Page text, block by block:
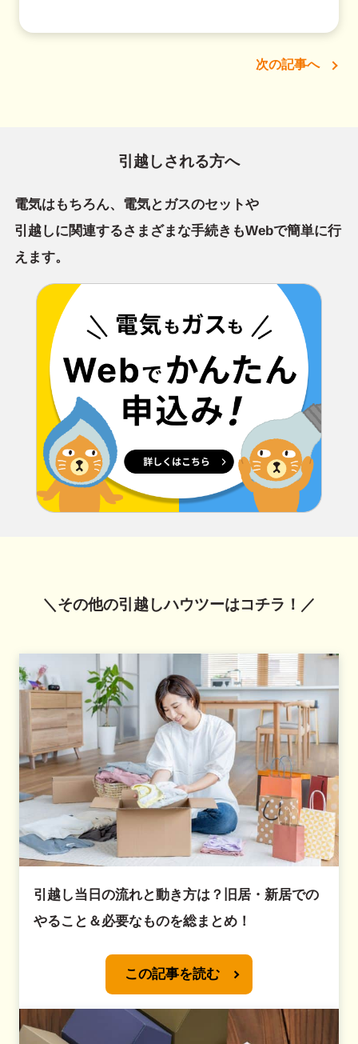
次の記事へ
引越しされる方へ
電気はもちろん、電気とガスのセットや
引越しに関連するさまざまな手続きもWebで簡単に行
えます。
＼その他の引越しハウツーはコチラ！／
引越し当日の流れと動き方は？旧居・新居での
やること＆必要なものを総まとめ！
この記事を読む